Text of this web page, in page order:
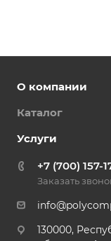
О компании
Каталог
Услуги
+7 (700) 157-
Заказать
130000,